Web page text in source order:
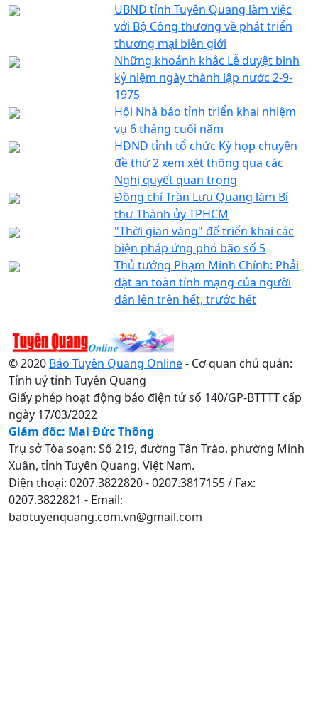
UBND tỉnh Tuyên Quang làm việc
với Bộ Công thương về phát triển
thương mại biên giới
Những khoảnh khắc Lễ duyệt binh
kỷ niệm ngày thành lập nước 2-9-
1975
Hội Nhà báo tỉnh triển khai nhiệm
vụ 6 tháng cuối năm
HĐND tỉnh tổ chức Kỳ họp chuyên
đề thứ 2 xem xét thông qua các
Nghị quyết quan trọng
Đồng chí Trần Lưu Quang làm Bí
thư Thành ủy TPHCM
"Thời gian vàng" để triển khai các
biện pháp ứng phó bão số 5
Thủ tướng Phạm Minh Chính: Phải
đặt an toàn tính mạng của người
dân lên trên hết, trước hết
© 2020 Báo Tuyên Quang Online- Cơ quan chủ quản:
Tỉnh uỷ tỉnh Tuyên Quang
Giấy phép hoạt động báo điện tử số 140/GP-BTTTT cấp
ngày 17/03/2022
Giám đốc: Mai Đức Thông
Trụ sở Tòa soạn: Số 219, đường Tân Trào, phường Minh
Xuân, tỉnh Tuyên Quang, Việt Nam.
Điện thoại: 0207.3822820 - 0207.3817155 / Fax:
0207.3822821 - Email:
baotuyenquang.com.vn@gmail.com